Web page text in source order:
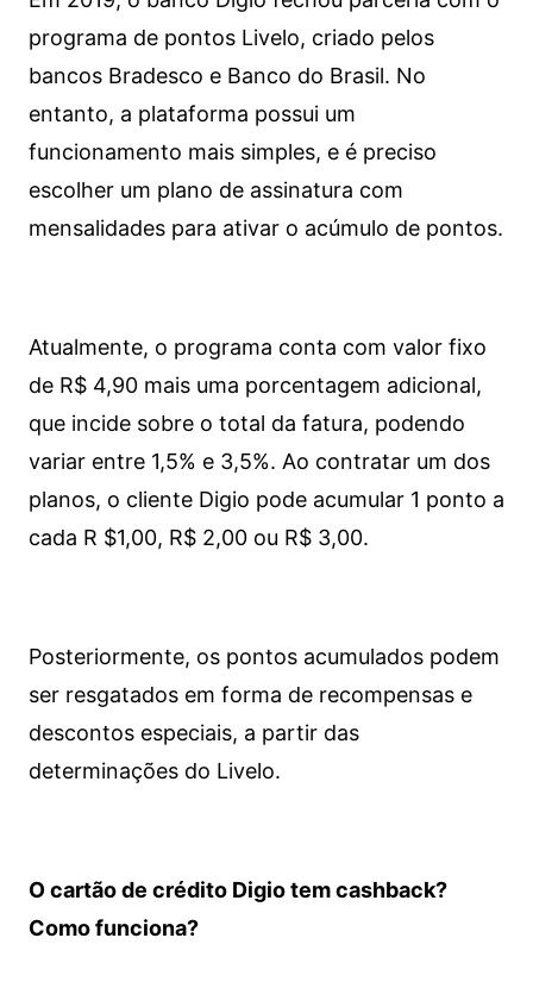
programa de pontos Livelo, criado pelos
bancos Bradesco e Banco do Brasil. No
entanto, a plataforma possui um
funcionamento mais simples, e é preciso
escolher um plano de assinatura com
mensalidades para ativar o acúmulo de pontos.
Atualmente, o programa conta com valor fixo
de R$ 4,90 mais uma porcentagem adicional,
que incide sobre o total da fatura, podendo
variar entre 1,5% e 3,5%. Ao contratar um dos
planos, o cliente Digio pode acumular 1 ponto a
cada R $1,00, R$ 2,00 ou R$ 3,00.
Posteriormente, os pontos acumulados podem
ser resgatados em forma de recompensas e
descontos especiais, a partir das
determinações do Livelo.
O cartão de crédito Digio tem cashback?
Como funciona?